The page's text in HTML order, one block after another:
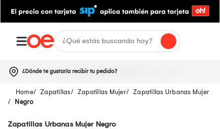
¿Dónde te gustaría recibir tu pedido?
Zapatillas Zapatillas Mujer
Zapatillas Urbanas Mujer
Negro
Zapatillas Urbanas Mujer Negro